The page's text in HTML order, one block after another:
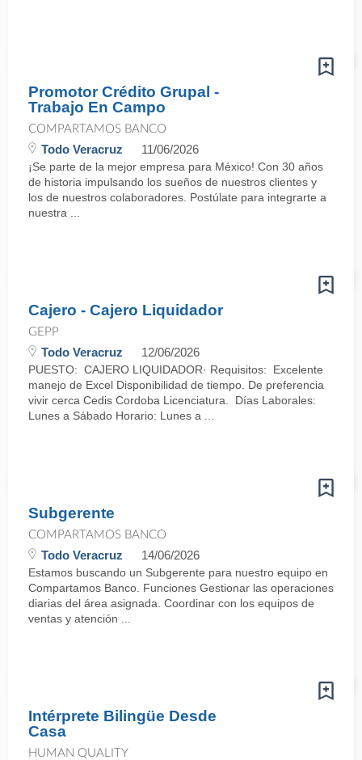
Promotor Crédito Grupal -
Trabajo En Campo
COMPARTAMOS BANCO
Todo Veracruz 11/06/2026
¡Se parte de la mejor empresa para México! Con 30 años
de historia impulsando los sueños de nuestros clientes y
los de nuestros colaboradores. Postúlate para integrarte a
nuestra ...
Cajero - Cajero Liquidador
GEPP
Todo Veracruz 12/06/2026
PUESTO: CAJERO LIQUIDADOR· Requisitos: Excelente
manejo de Excel Disponibilidad de tiempo. De preferencia
vivir cerca Cedis Cordoba Licenciatura. Días Laborales:
Lunes a Sábado Horario: Lunes a ...
Subgerente
COMPARTAMOS BANCO
Todo Veracruz 14/06/2026
Estamos buscando un Subgerente para nuestro equipo en
Compartamos Banco. Funciones Gestionar las operaciones
diarias del área asignada. Coordinar con los equipos de
ventas y atención ...
Intérprete Bilingüe Desde
Casa
HUMAN QUALITY